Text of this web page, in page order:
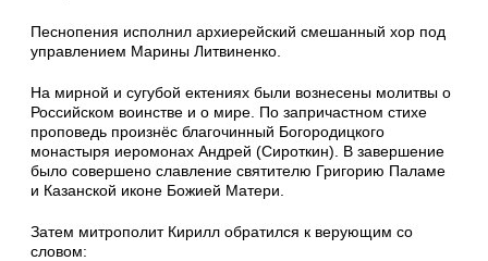
Песнопения исполнил архиерейский смешанный хор под
управлением Марины Литвиненко.
На мирной и сугубой ектениях были вознесены молитвы о
Российском воинстве и о мире. По запричастном стихе
проповедь произнёс благочинный Богородицкого
монастыря иеромонах Андрей (Сироткин). В завершение
было совершено славление святителю Григорию Паламе
и Казанской иконе Божией Матери.
Затем митрополит Кирилл обратился к верующим со
словом: